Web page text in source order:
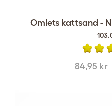
Omlets kattsand -
84,95 kr